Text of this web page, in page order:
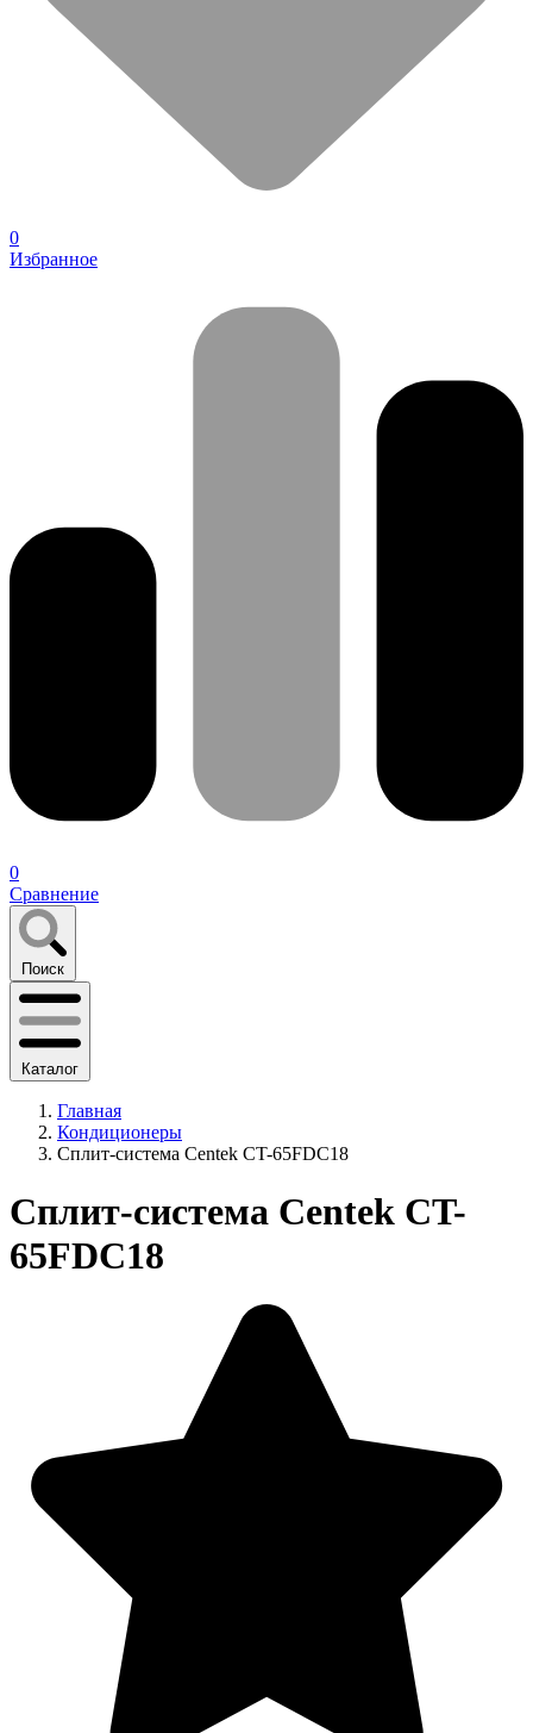
0
Избранное
0
Сравнение
Поиск
Каталог
Главная
Кондиционеры
Сплит-система Centek CT-65FDC18
Сплит-система Centek CT-
65FDC18